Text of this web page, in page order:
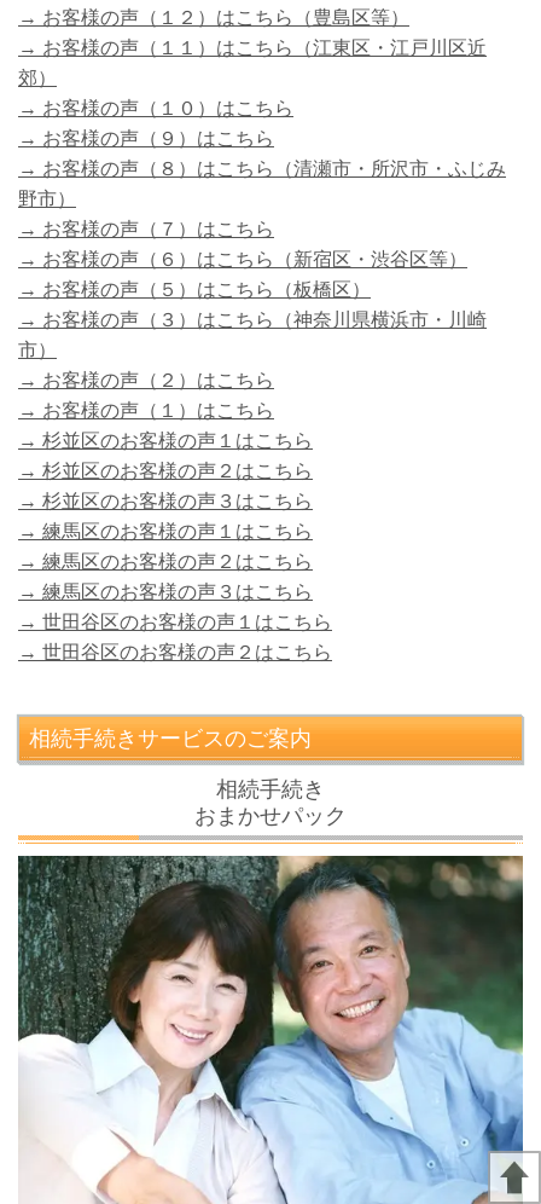
→ お客様の声（１２）はこちら（豊島区等）
→ お客様の声（１１）はこちら（江東区・江戸川区近
郊）
→ お客様の声（１０）はこちら
→ お客様の声（９）はこちら
→ お客様の声（８）はこちら（清瀬市・所沢市・ふじみ
野市）
→ お客様の声（７）はこちら
→ お客様の声（６）はこちら（新宿区・渋谷区等）
→ お客様の声（５）はこちら（板橋区）
→ お客様の声（３）はこちら（神奈川県横浜市・川崎
市）
→ お客様の声（２）はこちら
→ お客様の声（１）はこちら
→ 杉並区のお客様の声１はこちら
→ 杉並区のお客様の声２はこちら
→ 杉並区のお客様の声３はこちら
→ 練馬区のお客様の声１はこちら
→ 練馬区のお客様の声２はこちら
→ 練馬区のお客様の声３はこちら
→ 世田谷区のお客様の声１はこちら
→ 世田谷区のお客様の声２はこちら
相続手続きサービスのご案内
相続手続き
おまかせパック